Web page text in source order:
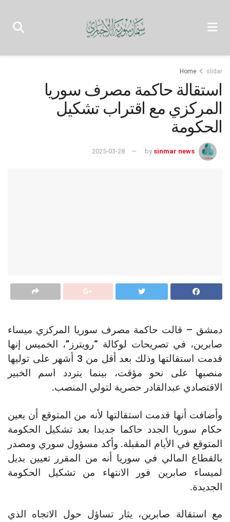
Home slidar
استقالة حاكمة مصرف سوريا
المركزي مع اقتراب تشكيل
الحكومة
by sinmar news
2025-03-28
دمشق – قالت حاكمة مصرف سوريا المركزي ميساء
صابرين، في تصريحات لوكالة “رويترز”، الخميس إنها
قدمت استقالتها وذلك بعد أقل من 3 أشهر على توليها
منصبها على نحو مؤقت، بينما يتردد اسم الخبير
الاقتصادي عبدالقادر حصرية لتولي المنصب.
وأضافت أنها قدمت استقالتها لأنه من المتوقع أن يعين
حكام سوريا الجدد حاكما جديدا بعد تشكيل الحكومة
المتوقع في الأيام المقبلة. وأكد مسؤول سوري ومصدر
بالقطاع المالي في سوريا أنه من المقرر تعيين بديل
لميساء صابرين فور الانتهاء من تشكيل الحكومة
الجديدة.
مع استقالة صابرين، يثار تساؤل حول الاتجاه الذي